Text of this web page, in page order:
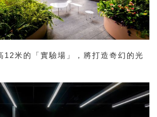
12米的「實驗場」，將打造奇幻的光